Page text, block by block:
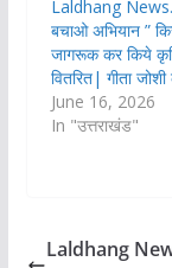
Laldhang
बचाओ अभियान ”
जागरूक कर किये
वितरित| गीता
June 16, 2026
In "उत्तराखंड"
Laldhang